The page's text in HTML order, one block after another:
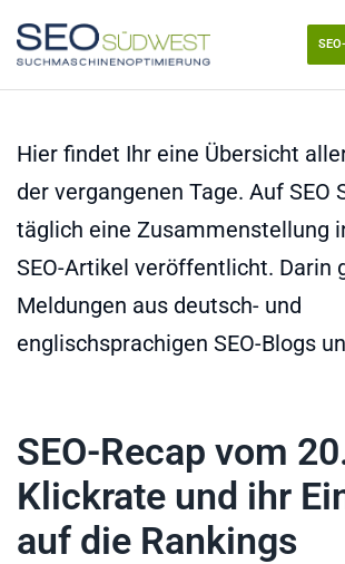
Skip to main content
Hier findet Ihr eine Übersicht
der vergangenen Tage. Auf SEO
täglich eine Zusammenstellung
SEO-Artikel veröffentlicht. Darin
Meldungen aus deutsch- und
englischsprachigen SEO-Blogs
SEO-Recap vom
Klickrate und ihr
auf die Rankings